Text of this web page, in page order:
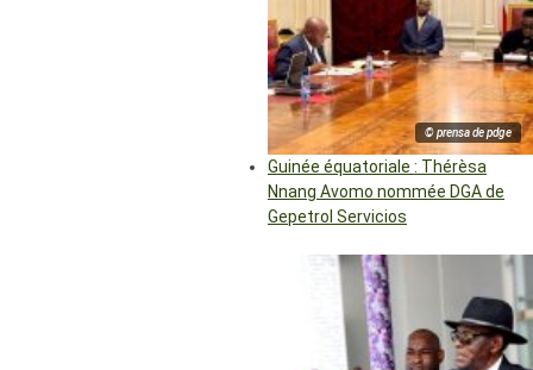
© prensa de pdge
Guinée équatoriale : Thérèsa
Nnang Avomo nommée DGA de
Gepetrol Servicios